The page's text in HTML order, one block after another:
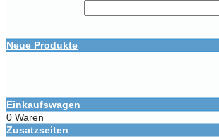
Neue Produkte
Einkaufswagen
0 Waren
Zusatzseiten